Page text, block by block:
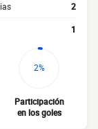
2
1
2%
Participación
en los goles